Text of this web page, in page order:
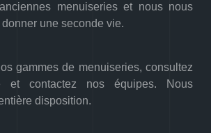
menuiseries et nous nous
une seconde vie.
gammes de menuiseries, consultez
et contactez nos équipes. Nous
disposition.